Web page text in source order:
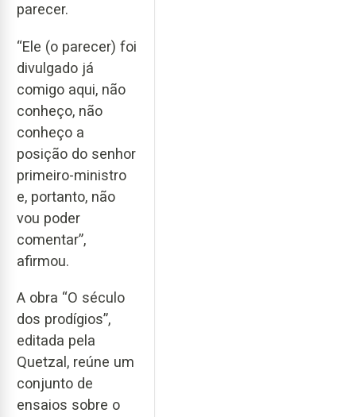
parecer.
“Ele (o parecer) foi
divulgado já
comigo aqui, não
conheço, não
conheço a
posição do senhor
primeiro-ministro
e, portanto, não
vou poder
comentar”,
afirmou.
A obra “O século
dos prodígios”,
editada pela
Quetzal, reúne um
conjunto de
ensaios sobre o